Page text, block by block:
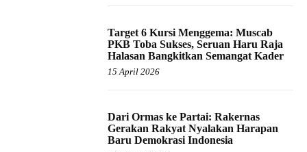
Target 6 Kursi Menggema: Muscab
PKB Toba Sukses, Seruan Haru Raja
Halasan Bangkitkan Semangat Kader
15 April 2026
Dari Ormas ke Partai: Rakernas
Gerakan Rakyat Nyalakan Harapan
Baru Demokrasi Indonesia